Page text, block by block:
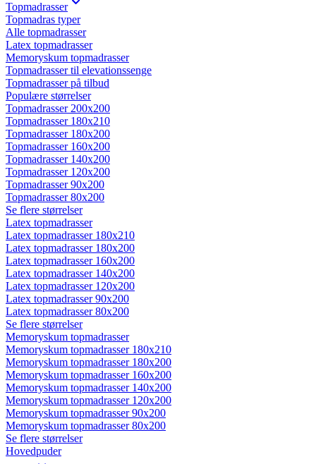
Topmadrasser
Topmadras typer
Alle topmadrasser
Latex topmadrasser
Memoryskum topmadrasser
Topmadrasser til elevationssenge
Topmadrasser på tilbud
Populære størrelser
Topmadrasser 200x200
Topmadrasser 180x210
Topmadrasser 180x200
Topmadrasser 160x200
Topmadrasser 140x200
Topmadrasser 120x200
Topmadrasser 90x200
Topmadrasser 80x200
Se flere størrelser
Latex topmadrasser
Latex topmadrasser 180x210
Latex topmadrasser 180x200
Latex topmadrasser 160x200
Latex topmadrasser 140x200
Latex topmadrasser 120x200
Latex topmadrasser 90x200
Latex topmadrasser 80x200
Se flere størrelser
Memoryskum topmadrasser
Memoryskum topmadrasser 180x210
Memoryskum topmadrasser 180x200
Memoryskum topmadrasser 160x200
Memoryskum topmadrasser 140x200
Memoryskum topmadrasser 120x200
Memoryskum topmadrasser 90x200
Memoryskum topmadrasser 80x200
Se flere størrelser
Hovedpuder